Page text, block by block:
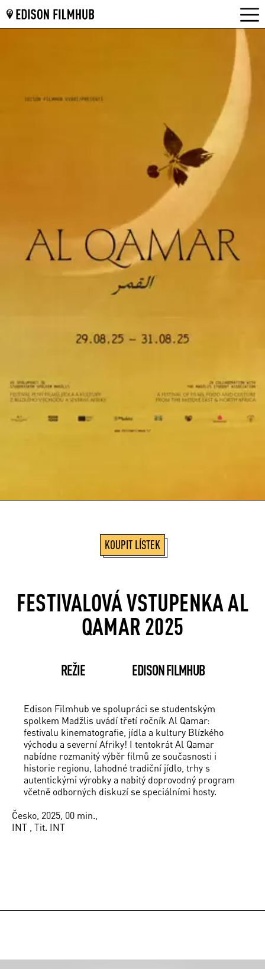
KOUPIT LÍSTEK
FESTIVALOVÁ VSTUPENKA AL
QAMAR 2025
REŽIE EDISON FILMHUB
Edison Filmhub ve spolupráci se studentským
spolkem Madžlis uvádí třetí ročník Al Qamar:
festivalu kinematografie, jídla a kultury Blízkého
východu a severní Afriky! I tentokrát Al Qamar
nabídne rozmanitý výběr filmů ze současnosti i
historie regionu, lahodné tradiční jídlo, trhy s
autentickými výrobky a nabitý doprovodný program
včetně odborných diskuzí se speciálními hosty.
Česko, 2025, 00 min.,
INT , Tit. INT